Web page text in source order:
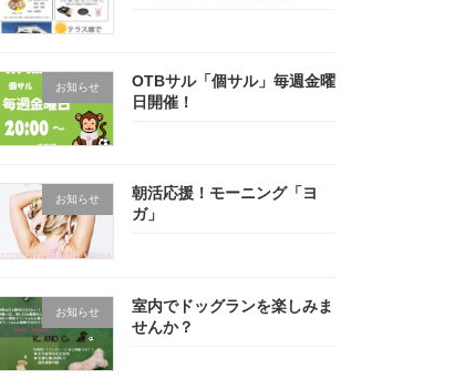
お知らせ
OTBサル「個サル」毎週金曜
日開催！
お知らせ
朝活応援！モーニング「ヨ
ガ」
お知らせ
室内でドッグランを楽しみま
せんか？